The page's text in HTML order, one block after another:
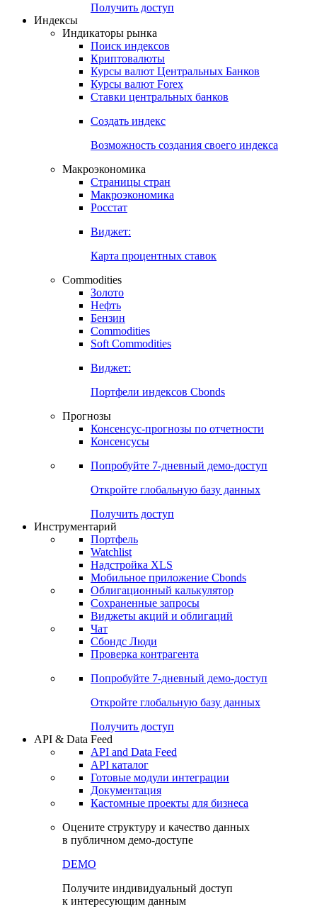
Получить доступ
Индексы
Индикаторы рынка
Поиск индексов
Криптовалюты
Курсы валют Центральных Банков
Курсы валют Forex
Ставки центральных банков
Создать индекс
Возможность создания своего индекса
Макроэкономика
Страницы стран
Макроэкономика
Росстат
Виджет:
Карта процентных ставок
Commodities
Золото
Нефть
Бензин
Commodities
Soft Commodities
Виджет:
Портфели индексов Cbonds
Прогнозы
Консенсус-прогнозы по отчетности
Консенсусы
Попробуйте 7-дневный демо-доступ
Откройте глобальную базу данных
Получить доступ
Инструментарий
Портфель
Watchlist
Надстройка XLS
Мобильное приложение Cbonds
Облигационный калькулятор
Сохраненные запросы
Виджеты акций и облигаций
Чат
Сбондс Люди
Проверка контрагента
Попробуйте 7-дневный демо-доступ
Откройте глобальную базу данных
Получить доступ
API & Data Feed
API and Data Feed
API каталог
Готовые модули интеграции
Документация
Кастомные проекты для бизнеса
Оцените структуру и качество данных
в публичном демо-доступе
DEMO
Получите индивидуальный доступ
к интересующим данным